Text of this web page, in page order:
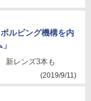
ルビング機構を内
新レンズ3本も
(2019/9/11)